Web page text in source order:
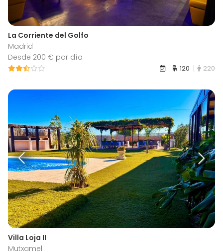
La Corriente del Golfo
Madrid
Desde 200 € por día
120 220
Villa Loja II
Mutxamel